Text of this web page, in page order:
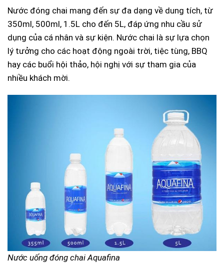
Nước đóng chai mang đến sự đa dạng về dung tích, từ
350ml, 500ml, 1.5L cho đến 5L, đáp ứng nhu cầu sử
dụng của cá nhân và sự kiện. Nước chai là sự lựa chọn
lý tưởng cho các hoạt động ngoài trời, tiệc tùng, BBQ
hay các buổi hội thảo, hội nghị với sự tham gia của
nhiều khách mời.
Nước uống đóng chai Aquafina